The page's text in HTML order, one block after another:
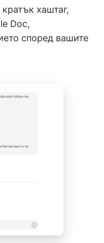
хаштаг,
Doc,
според вашите